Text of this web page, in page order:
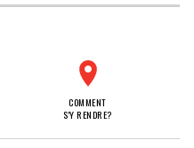
COMMENT
S'Y RENDRE?